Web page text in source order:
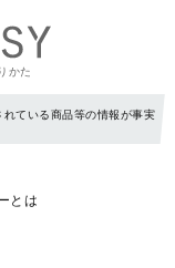
かた
ている商品等の情報が事実
とは